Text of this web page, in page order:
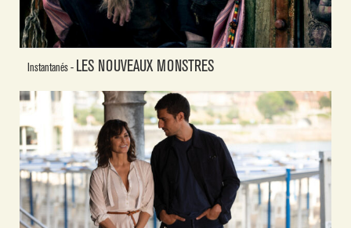
Instantanés - LES NOUVEAUX MONSTRES